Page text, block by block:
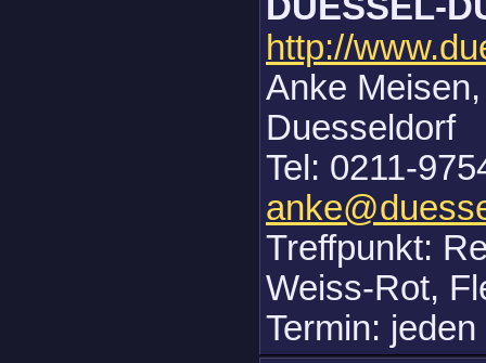
http://
Anke
Duesseldorf
Tel: 0211-
Treffpunkt:
Weiss-Rot,
Termin: